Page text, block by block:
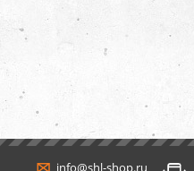
info@shl-shop.ru